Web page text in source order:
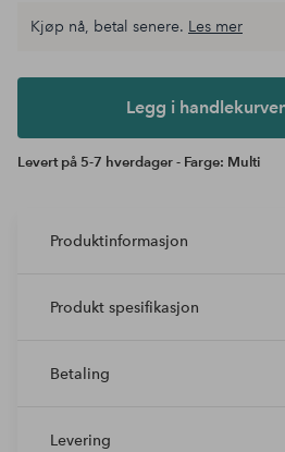
Legg i
Kjøp nå, betal senere. Les mer
Legg i
Levert på 5-7 hverdager - Farge: Multi
Produktinformasjon
Produkt spesifikasjon
Betaling
Levering